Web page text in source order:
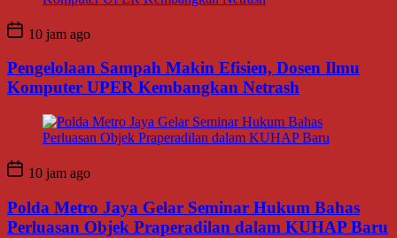
10 jam ago
Pengelolaan Sampah Makin Efisien, Dosen Ilmu
Komputer UPER Kembangkan Netrash
10 jam ago
Polda Metro Jaya Gelar Seminar Hukum Bahas
Perluasan Objek Praperadilan dalam KUHAP Baru